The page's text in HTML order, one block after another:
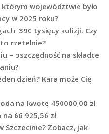
województwie było
w 2025 roku?
390 tysięcy kolizji. Czy
to rzetelnie?
– oszczędność na składce
dzień? Kara może Cię
na kwotę 450000,00 zł
66 925,56 zł
Szczecinie? Zobacz, jak